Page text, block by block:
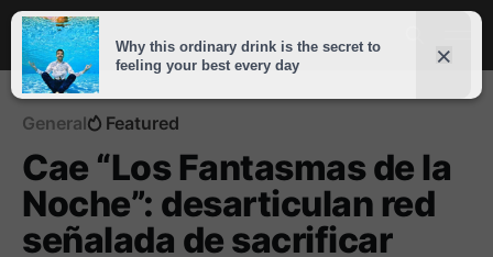
General Featured
Cae “Los Fantasmas de la
Noche”: desarticulan red
señalada de sacrificar